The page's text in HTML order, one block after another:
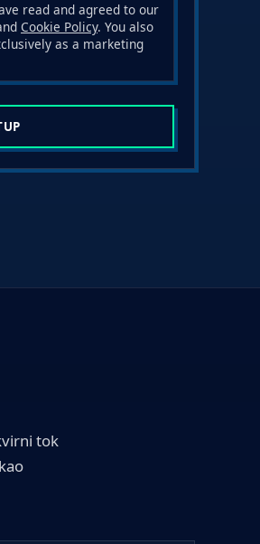
read and agreed to our
Cookie Policy. You also
as a marketing
tok